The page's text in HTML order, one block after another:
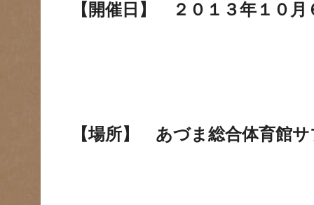
【開催日】 ２０１３年１０
【場所】 あづま総合体育館サ